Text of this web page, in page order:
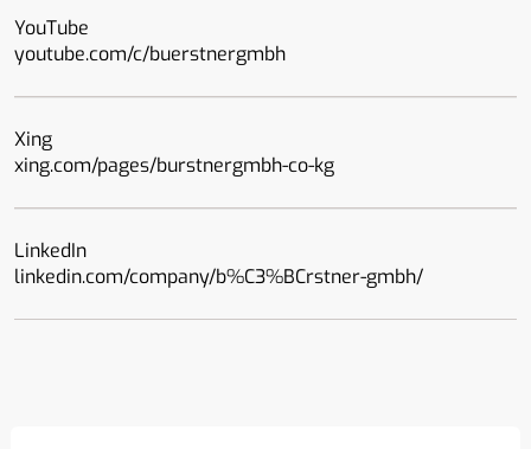
YouTube
youtube.com/c/buerstnergmbh
Xing
xing.com/pages/burstnergmbh-co-kg
LinkedIn
linkedin.com/company/b%C3%BCrstner-gmbh/